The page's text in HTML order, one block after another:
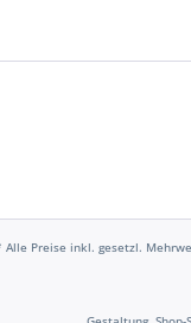
Alle Preise inkl. gesetzl.